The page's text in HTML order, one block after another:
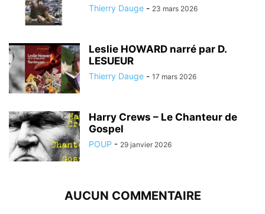
Thierry Dauge - 23 mars 2026
Leslie HOWARD narré par D.
LESUEUR
Thierry Dauge - 17 mars 2026
Harry Crews – Le Chanteur de
Gospel
POUP - 29 janvier 2026
AUCUN COMMENTAIRE